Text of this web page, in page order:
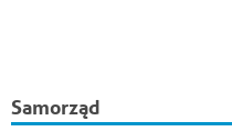
Główna
Samorząd